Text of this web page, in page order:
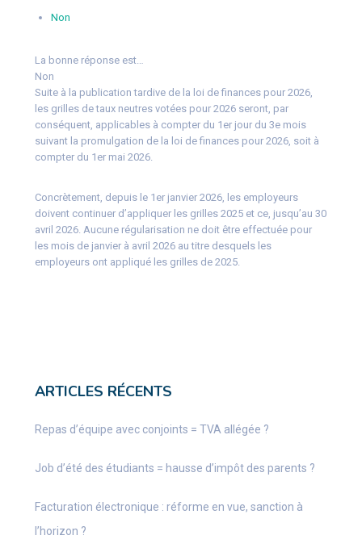
Non
La bonne réponse est…
Non
Suite à la publication tardive de la loi de finances pour 2026,
les grilles de taux neutres votées pour 2026 seront, par
conséquent, applicables à compter du 1er jour du 3e mois
suivant la promulgation de la loi de finances pour 2026, soit à
compter du 1er mai 2026.
Concrètement, depuis le 1er janvier 2026, les employeurs
doivent continuer d’appliquer les grilles 2025 et ce, jusqu’au 30
avril 2026. Aucune régularisation ne doit être effectuée pour
les mois de janvier à avril 2026 au titre desquels les
employeurs ont appliqué les grilles de 2025.
ARTICLES RÉCENTS
Repas d’équipe avec conjoints = TVA allégée ?
Job d’été des étudiants = hausse d’impôt des parents ?
Facturation électronique : réforme en vue, sanction à
l’horizon ?